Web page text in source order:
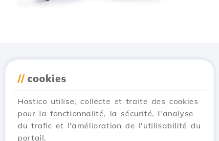
// cookies
Hostico utilise, collecte et traite des cookies
pour la fonctionnalité, la sécurité, l'analyse
du trafic et l'amélioration de l'utilisabilité du
portail.